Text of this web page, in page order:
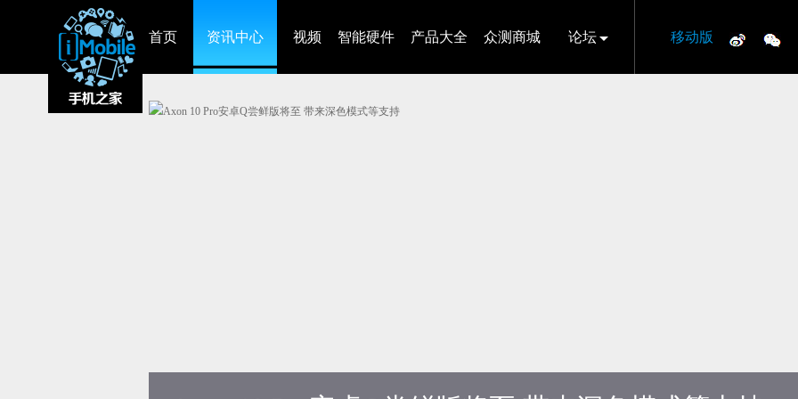
首页 资讯中心 视频 智能硬件 产品大全 众测商城 论坛 移动版